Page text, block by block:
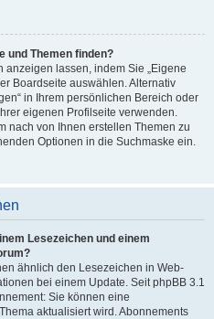
und Themen finden?
anzeigen lassen, indem Sie „Eigene
Boardseite auswählen. Alternativ
in Ihrem persönlichen Bereich oder
eigenen Profilseite verwenden.
nach von Ihnen erstellen Themen zu
Optionen in die Suchmaske ein.
Lesezeichen und einem
ähnlich den Lesezeichen in Web-
bei einem Update. Seit phpBB 3.1
Sie können eine
aktualisiert wird. Abonnements